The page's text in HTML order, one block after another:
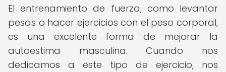
El entrenamiento de fuerza, como levantar
pesas o hacer ejercicios con el peso corporal,
es una excelente forma de mejorar la
autoestima masculina. Cuando nos
dedicamos a este tipo de ejercicio, nos